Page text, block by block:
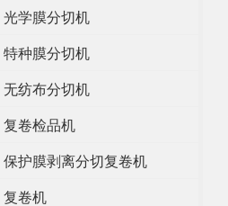
光学膜分切机
特种膜分切机
无纺布分切机
复卷检品机
保护膜剥离分切复卷机
复卷机